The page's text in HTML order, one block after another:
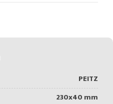
PEITZ
230x40 mm